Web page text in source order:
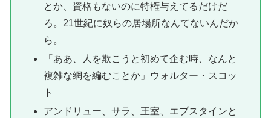
とか、資格もないのに特権与えてるだけだ
ろ。21世紀に奴らの居場所なんてないんだか
ら。
「ああ、人を欺こうと初めて企む時、なんと
複雑な網を編むことか」ウォルター・スコッ
ト
アンドリュー、サラ、王室、エプスタインと